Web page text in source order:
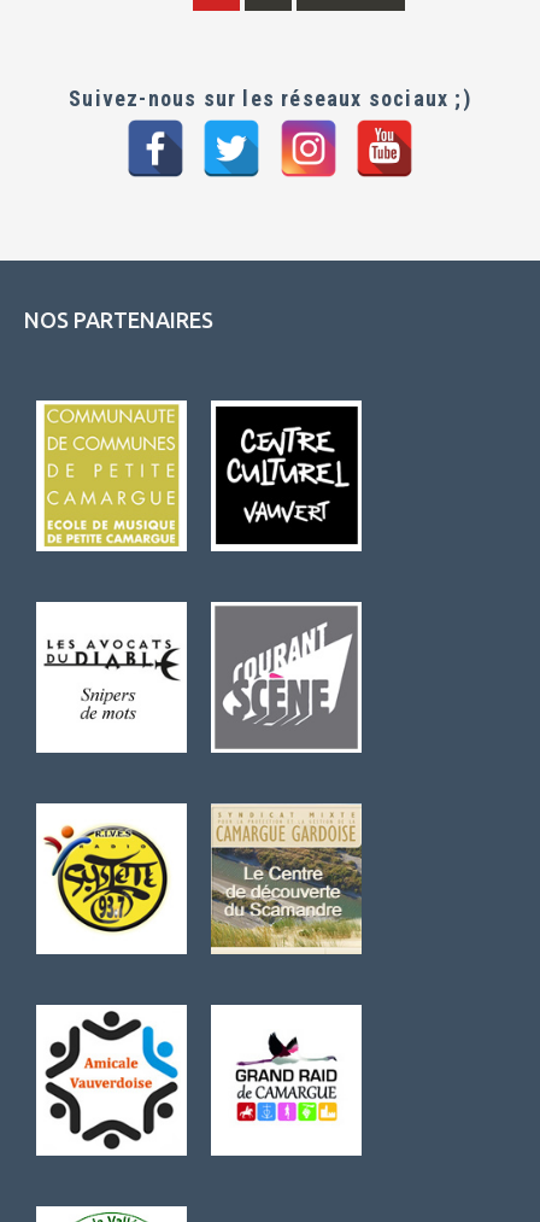
Suivez-nous sur les réseaux sociaux ;)
NOS PARTENAIRES